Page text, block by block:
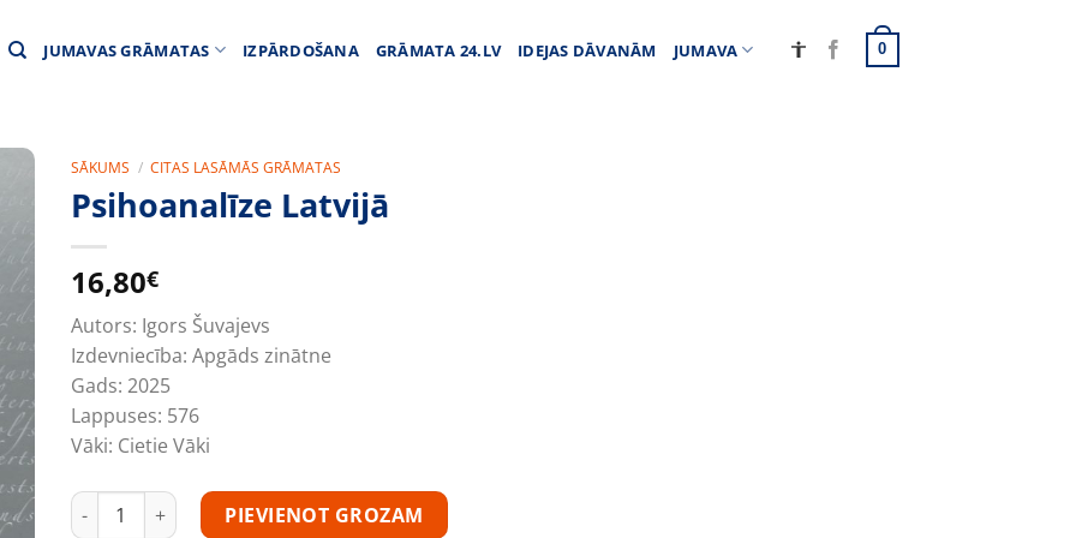
JUMAVAS GRĀMATAS IZPĀRDOŠANA GRĀMATA 24.LV IDEJAS DĀVANĀM JUMAVA 0
SĀKUMS / CITAS LASĀMĀS GRĀMATAS
Psihoanalīze Latvijā
16,80€
Autors: Igors Šuvajevs
Izdevniecība: Apgāds zinātne
Gads: 2025
Lappuses: 576
Vāki: Cietie Vāki
Psihoanalīze Latvijā daudzumsPIEVIENOT GROZAM